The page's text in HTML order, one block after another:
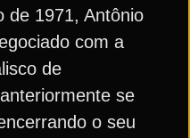
de 1971, Antônio
com a
de
se
o seu